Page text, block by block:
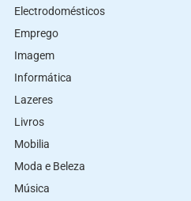
Electrodomésticos
Emprego
Imagem
Informática
Lazeres
Livros
Mobilia
Moda e Beleza
Música